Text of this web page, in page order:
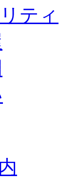
ティ